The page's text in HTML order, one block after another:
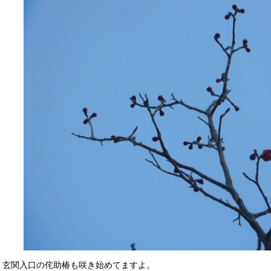
玄関入口の侘助椿も咲き始めてますよ。